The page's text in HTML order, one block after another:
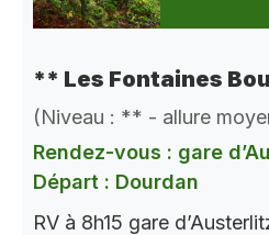
** Les Fontaines
(Niveau : ** - allure
Rendez-vous : gare
Départ : Dourdan
RV à 8h15 gare